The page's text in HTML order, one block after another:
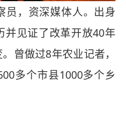
，资深媒体人。出身
并见证了改革开放40年
曾做过8年农业记者，
多个市县1000多个乡